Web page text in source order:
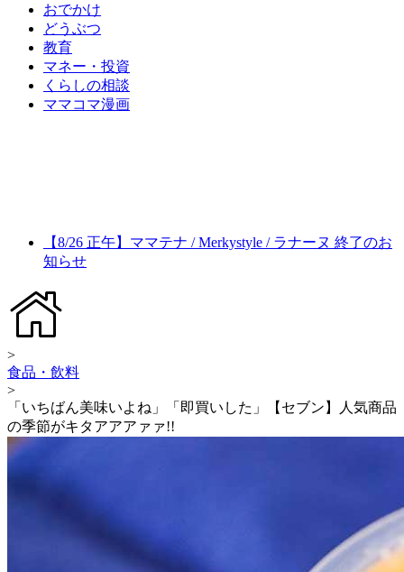
おでかけ
どうぶつ
教育
マネー・投資
くらしの相談
ママコマ漫画
【8/26 正午】ママテナ / Merkystyle / ラナーヌ 終了のお
知らせ
>
食品・飲料
>
「いちばん美味いよね」「即買いした」【セブン】人気商品
の季節がキタアアアァァ!!